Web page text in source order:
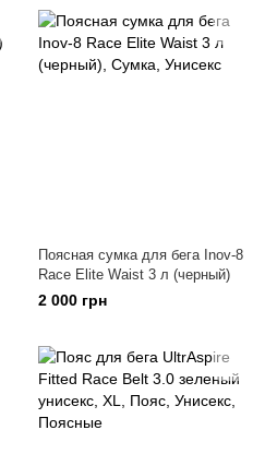
Поясная сумка для бега Inov-8
Race Elite Waist 3 л (черный)
2 000 грн